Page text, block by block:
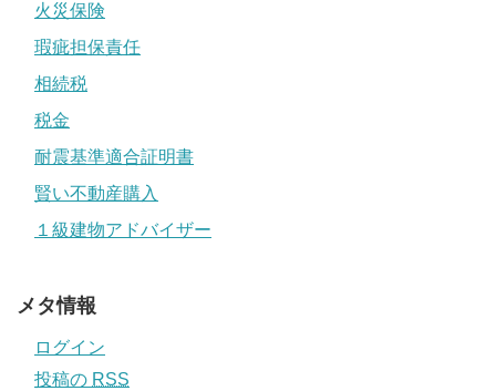
火災保険
瑕疵担保責任
相続税
税金
耐震基準適合証明書
賢い不動産購入
１級建物アドバイザー
メタ情報
ログイン
投稿の RSS